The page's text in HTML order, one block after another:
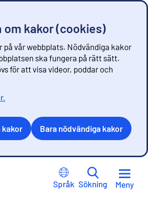
kakor (cookies)
på vår webbplats. Nödvändiga kakor
ska fungera på rätt sätt.
för att visa videor, poddar och
kakor Bara nödvändiga kakor
Språk Sökning Meny